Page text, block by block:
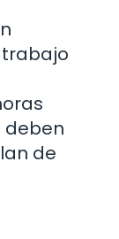
deben
de